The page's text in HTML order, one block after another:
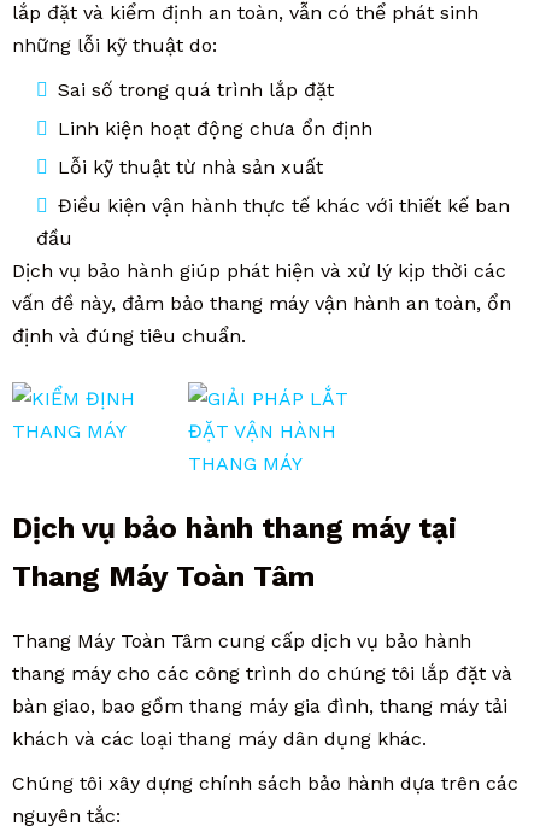
lắp đặt và kiểm định an toàn, vẫn có thể phát sinh
những lỗi kỹ thuật do:
Sai số trong quá trình lắp đặt
Linh kiện hoạt động chưa ổn định
Lỗi kỹ thuật từ nhà sản xuất
Điều kiện vận hành thực tế khác với thiết kế ban
đầu
Dịch vụ bảo hành giúp phát hiện và xử lý kịp thời các
vấn đề này, đảm bảo thang máy vận hành an toàn, ổn
định và đúng tiêu chuẩn.
Dịch vụ bảo hành thang máy tại
Thang Máy Toàn Tâm
Thang Máy Toàn Tâm cung cấp dịch vụ bảo hành
thang máy cho các công trình do chúng tôi lắp đặt và
bàn giao, bao gồm thang máy gia đình, thang máy tải
khách và các loại thang máy dân dụng khác.
Chúng tôi xây dựng chính sách bảo hành dựa trên các
nguyên tắc: